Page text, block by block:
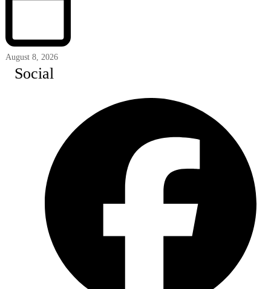
August 8, 2026
Social